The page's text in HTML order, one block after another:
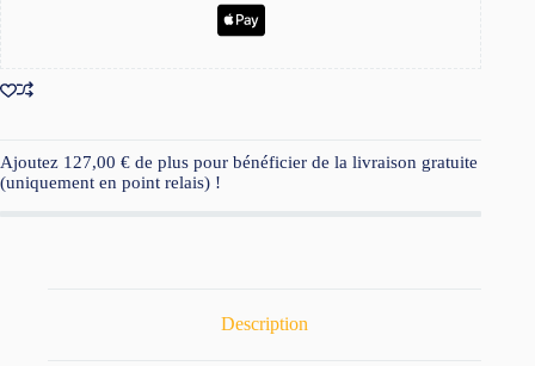
Ajoutez 127,00 € de plus pour bénéficier de la livraison gratuite
(uniquement en point relais) !
Description